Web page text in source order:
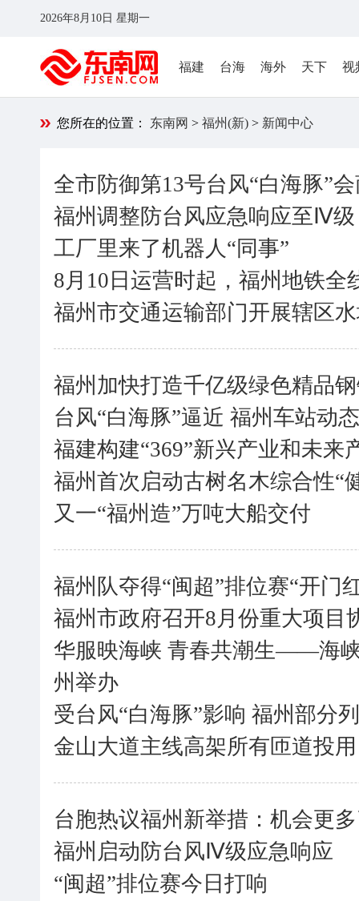
2026年8月10日 星期一
福建 台海 海外 天下 视
您所在的位置： 东南网 > 福州(新) > 新闻中心
全市防御第13号台风“白海豚”
福州调整防台风应急响应至Ⅳ级
工厂里来了机器人“同事”
8月10日运营时起，福州地铁全
福州市交通运输部门开展辖区
福州加快打造千亿级绿色精品
台风“白海豚”逼近 福州车站动
福建构建“369”新兴产业和未来
福州首次启动古树名木综合性“
又一“福州造”万吨大船交付
福州队夺得“闽超”排位赛“开门
福州市政府召开8月份重大项目
华服映海峡 青春共潮生——海
州举办
受台风“白海豚”影响 福州部分
金山大道主线高架所有匝道投用
台胞热议福州新举措：机会更
福州启动防台风Ⅳ级应急响应
“闽超”排位赛今日打响